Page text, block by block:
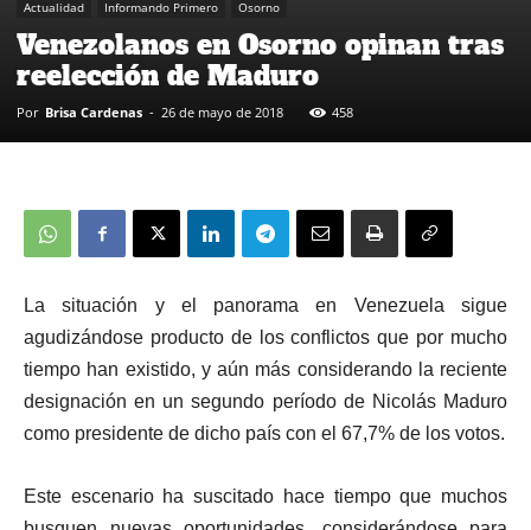
Actualidad Informando Primero Osorno
Venezolanos en Osorno opinan tras
reelección de Maduro
Por Brisa Cardenas - 26 de mayo de 2018 458
La situación y el panorama en Venezuela sigue
agudizándose producto de los conflictos que por mucho
tiempo han existido, y aún más considerando la reciente
designación en un segundo período de Nicolás Maduro
como presidente de dicho país con el 67,7% de los votos.
Este escenario ha suscitado hace tiempo que muchos